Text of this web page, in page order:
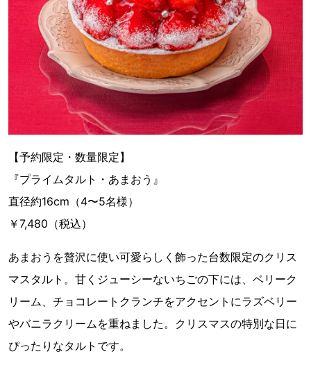
【予約限定・数量限定】
『プライムタルト・あまおう』
直径約16cm（4〜5名様）
￥7,480（税込）
あまおうを贅沢に使い可愛らしく飾った台数限定のクリス
マスタルト。甘くジューシーないちごの下には、ベリーク
リーム、チョコレートクランチをアクセントにラズベリー
やバニラクリームを重ねました。クリスマスの特別な日に
ぴったりなタルトです。